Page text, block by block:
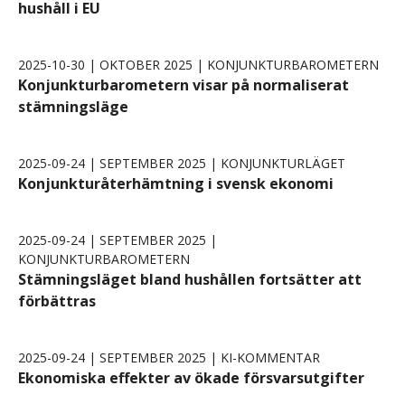
hushåll i EU
2025-10-30 | OKTOBER 2025 | KONJUNKTURBAROMETERN
Konjunkturbarometern visar på normaliserat
stämningsläge
2025-09-24 | SEPTEMBER 2025 | KONJUNKTURLÄGET
Konjunkturåterhämtning i svensk ekonomi
2025-09-24 | SEPTEMBER 2025 |
KONJUNKTURBAROMETERN
Stämningsläget bland hushållen fortsätter att
förbättras
2025-09-24 | SEPTEMBER 2025 | KI-KOMMENTAR
Ekonomiska effekter av ökade försvarsutgifter